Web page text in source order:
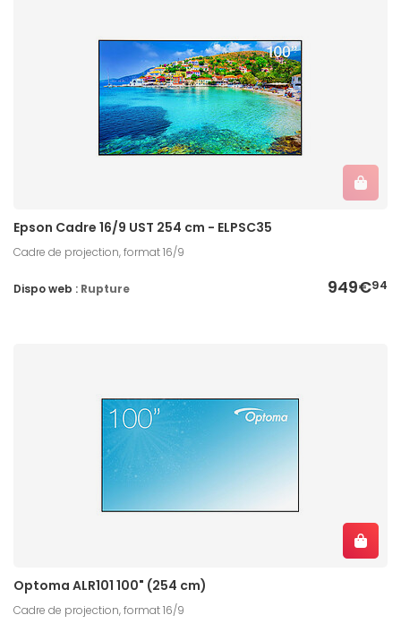
Epson Cadre 16/9 UST 254 cm - ELPSC35
Cadre de projection, format 16/9
949€94
Dispo web : Rupture
Optoma ALR101 100" (254 cm)
Cadre de projection, format 16/9